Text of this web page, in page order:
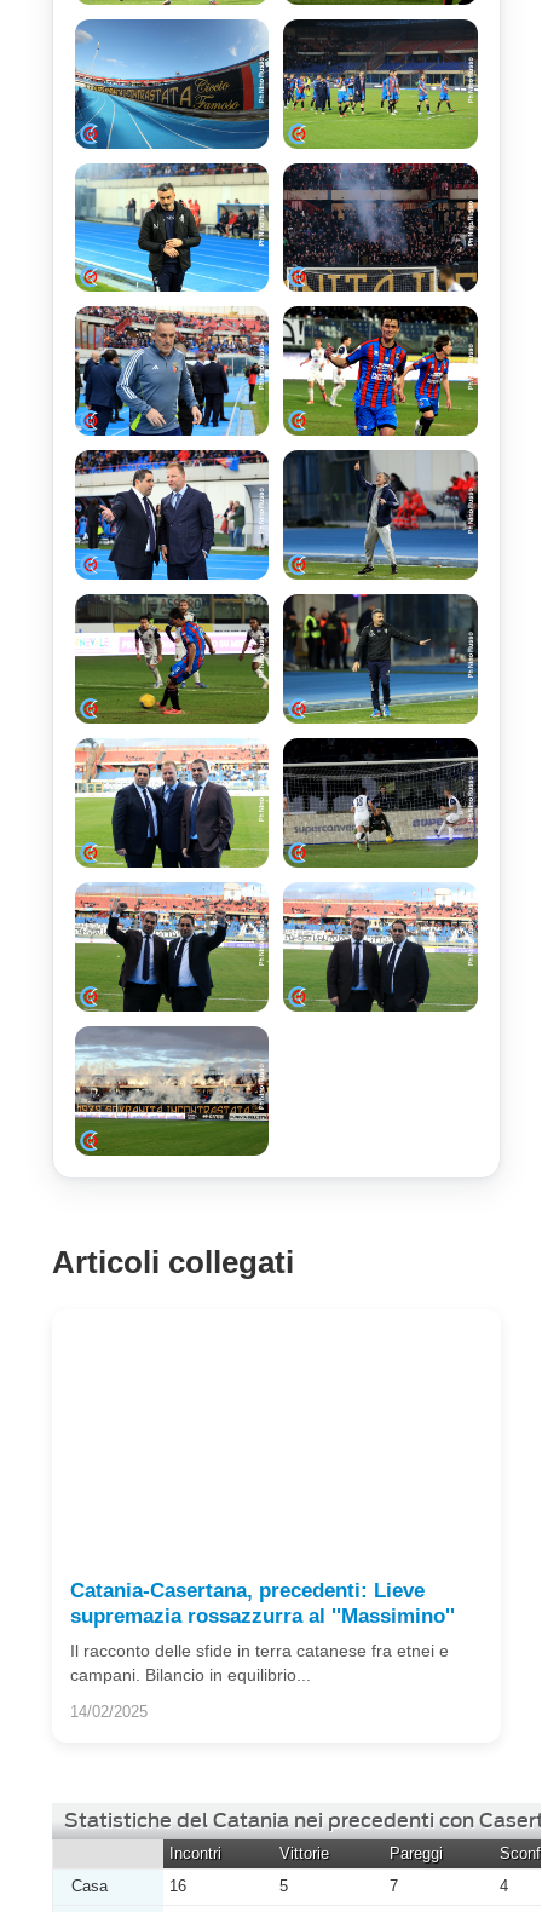
Articoli collegati
Catania-Casertana, precedenti: Lieve
supremazia rossazzurra al ''Massimino''
Il racconto delle sfide in terra catanese fra etnei e
campani. Bilancio in equilibrio...
14/02/2025
Statistiche del Catania nei precedenti con
Incontri Vittorie Pareggi
Casa
16 5 7
4